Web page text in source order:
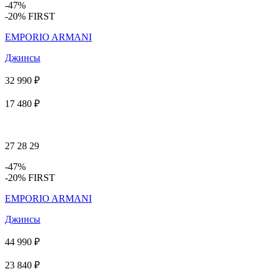
-47%
-20% FIRST
EMPORIO ARMANI
Джинсы
32 990 ₽
17 480 ₽
27 28 29
-47%
-20% FIRST
EMPORIO ARMANI
Джинсы
44 990 ₽
23 840 ₽